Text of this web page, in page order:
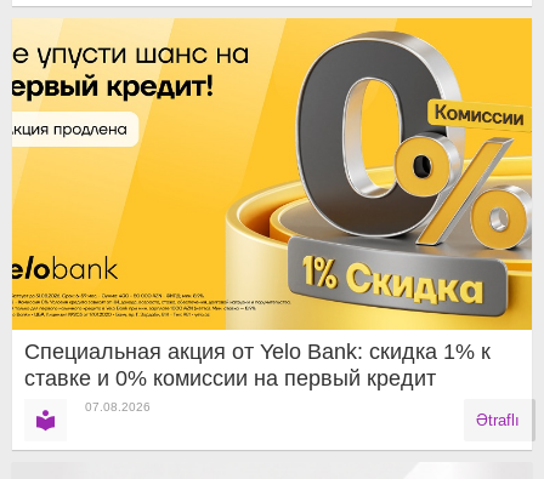
Специальная акция от Yelo Bank: скидка 1% к
ставке и 0% комиссии на первый кредит
07.08.2026
Ətraflı